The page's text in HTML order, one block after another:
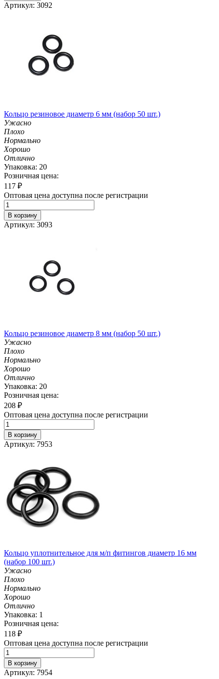
Артикул: 3092
Кольцо резиновое диаметр 6 мм (набор 50 шт.)
Ужасно
Плохо
Нормально
Хорошо
Отлично
Упаковка: 20
Розничная цена:
117 ₽
Оптовая цена доступна после регистрации
В корзину
Артикул: 3093
Кольцо резиновое диаметр 8 мм (набор 50 шт.)
Ужасно
Плохо
Нормально
Хорошо
Отлично
Упаковка: 20
Розничная цена:
208 ₽
Оптовая цена доступна после регистрации
В корзину
Артикул: 7953
Кольцо уплотнительное для м/п фитингов диаметр 16 мм
(набор 100 шт.)
Ужасно
Плохо
Нормально
Хорошо
Отлично
Упаковка: 1
Розничная цена:
118 ₽
Оптовая цена доступна после регистрации
В корзину
Артикул: 7954